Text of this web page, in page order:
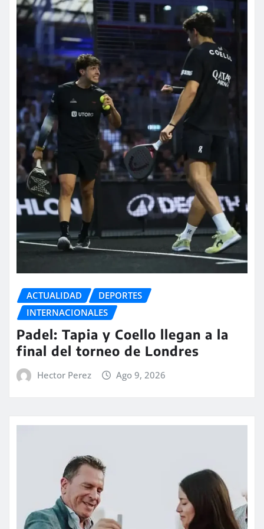
ACTUALIDAD
DEPORTES
INTERNACIONALES
Padel: Tapia y Coello llegan a la
final del torneo de Londres
Hector Perez Ago 9, 2026